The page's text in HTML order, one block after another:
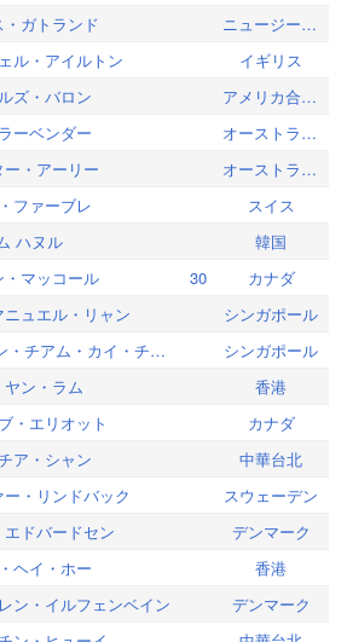
ガトランド
ニュージーランド
ル・アイルトン
イギリス
ズ・バロン
アメリカ合衆国
ーベンダー
オーストラリア
ー・アーリー
オーストラリア
ファーブレ
スイス
ハヌル
韓国
・マッコール 30
カナダ
ュエル・リャン
シンガポール
アシャー・ギャビン・チアム・カイ・チェン
シンガポール
ン・ラム
香港
・エリオット
カナダ
ア・シャン
中華台北
・リンドバック
スウェーデン
ドバードセン
デンマーク
ヘイ・ホー
香港
ン・イルフェンベイン
デンマーク